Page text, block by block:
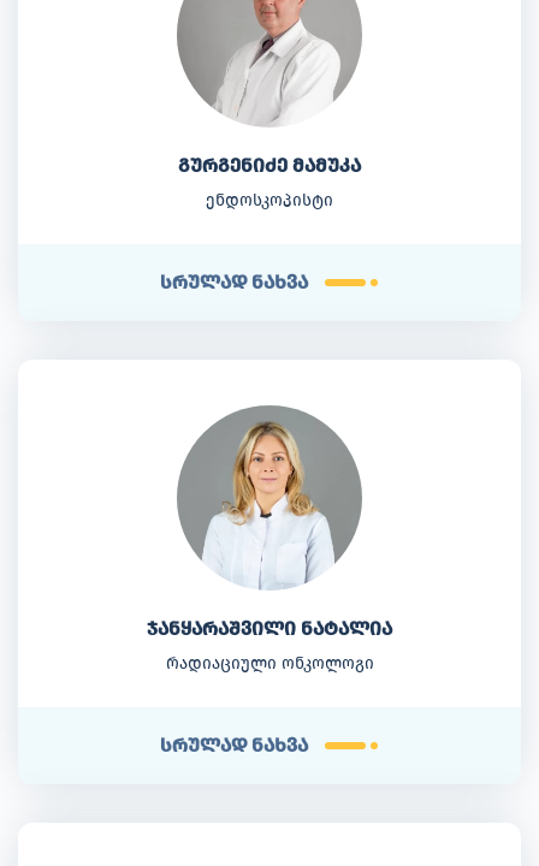
გურგენიძე მამუკა
ენდოსკოპისტი
სრულად ნახვა
ჯანყარაშვილი ნატალია
რადიაციული ონკოლოგი
სრულად ნახვა